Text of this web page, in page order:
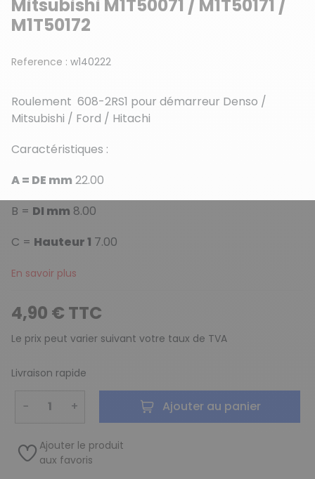
Mitsubishi M1T50071 / M1T50171 /
M1T50172
Reference : w140222
Roulement 608-2RS1 pour démarreur Denso /
Mitsubishi / Ford / Hitachi
Caractéristiques :
A = DE mm 22.00
B = DI mm 8.00
C = Hauteur 1 7.00
En savoir plus
4,90 € TTC
Le prix peut varier suivant votre taux de TVA
Livraison rapide
− + Ajouter au panier
Ajouter le produit
aux favoris